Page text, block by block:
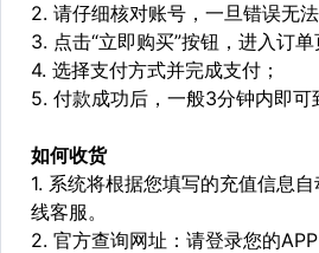
2. 请仔细核对账号，一旦错误无法
3. 点击“立即购买”按钮，进入订
4. 选择支付方式并完成支付；
5. 付款成功后，一般3分钟内即
如何收货
1. 系统将根据您填写的充值信息
线客服。
2. 官方查询网址：请登录您的